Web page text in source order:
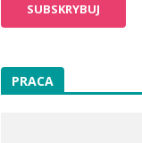
PRACA